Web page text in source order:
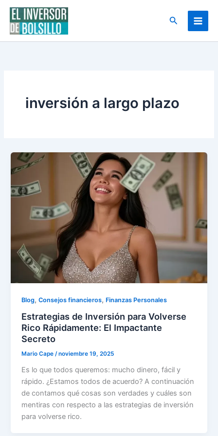
contenido
Buscar
inversión a largo plazo
Blog,Consejos financieros, Finanzas Personales
Estrategias de Inversión para Volverse
Rico Rápidamente: El Impactante
Secreto
Mario Cape/noviembre 19, 2025
Es lo que todos queremos: mucho dinero, fácil y
rápido. ¿Estamos todos de acuerdo? A continuación
de contamos qué cosas son verdades y cuáles son
mentiras con respecto a las estrategias de inversión
para volverse rico.